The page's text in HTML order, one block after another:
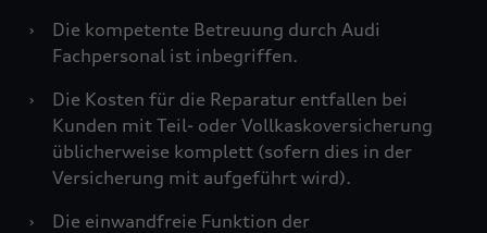
›
Die kompetente Betreuung durch Audi
Fachpersonal ist inbegriffen.
›
Die Kosten für die Reparatur entfallen bei
Kunden mit Teil- oder Vollkaskoversicherung
üblicherweise komplett (sofern dies in der
Versicherung mit aufgeführt wird).
›
Die einwandfreie Funktion der